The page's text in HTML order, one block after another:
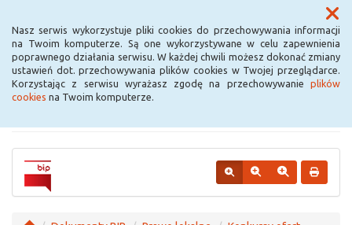
Nasz serwis wykorzystuje pliki cookies do przechowywania informacji
na Twoim komputerze. Są one wykorzystywane w celu zapewnienia
poprawnego działania serwisu. W każdej chwili możesz dokonać zmiany
ustawień dot. przechowywania plików cookies w Twojej przeglądarce.
Korzystając z serwisu wyrażasz zgodę na przechowywanie plików
cookies na Twoim komputerze.
Menu
Urząd Miejski w
Krośniewicach